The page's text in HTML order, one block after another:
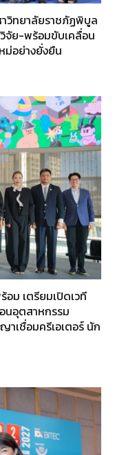
วิทยาลัยราชภัฏพิบูล
จัย-พร้อมขับเคลื่อน
ม่อย่างยั่งยืน
ม เตรียมเปิดเวที
นอุตสาหกรรม
เชื่อมครีเอเตอร์ นัก